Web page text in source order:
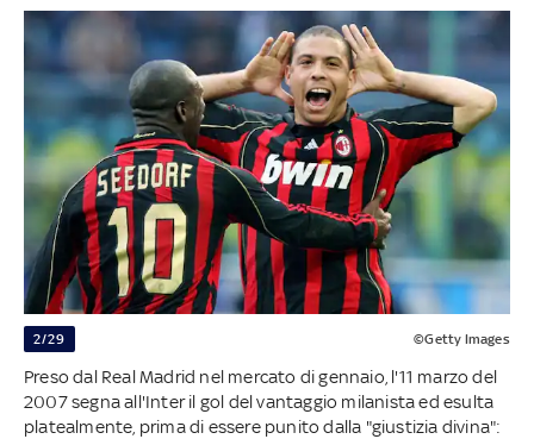
2/29 ©Getty Images
Preso dal Real Madrid nel mercato di gennaio, l'11 marzo del
2007 segna all'Inter il gol del vantaggio milanista ed esulta
platealmente, prima di essere punito dalla "giustizia divina":